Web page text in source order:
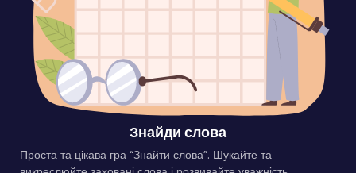
Знайди слова
Проста та цікава гра “Знайти слова”. Шукайте та